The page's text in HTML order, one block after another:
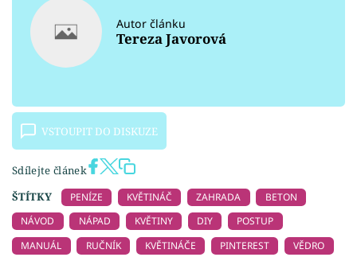
Autor článku
Tereza Javorová
VSTOUPIT DO DISKUZE
Sdílejte článek
ŠTÍTKY
PENÍZE KVĚTINÁČ ZAHRADA
BETON
NÁVOD
NÁPAD KVĚTINY DIY
POSTUP
MANUÁL
RUČNÍK KVĚTINÁČE PINTEREST VĚDRO